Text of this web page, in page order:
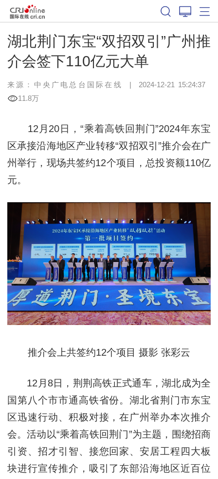
湖北荆门东宝“双招双引”广州推
介会签下110亿元大单
来源：中央广电总台国际在线 | 2024-12-21 15:24:37
11.8万
12月20日，“乘着高铁回荆门”2024年东宝
区承接沿海地区产业转移“双招双引”推介会在广
州举行，现场共签约12个项目，总投资额110亿
元。
推介会上共签约12个项目 摄影 张彩云
12月8日，荆荆高铁正式通车，湖北成为全
国第八个市市通高铁省份。湖北省荆门市东宝
区迅速行动、积极对接，在广州举办本次推介
会。活动以“乘着高铁回荆门”为主题，围绕招商
引资、招才引智、接您回家、安居工程四大板
块进行宣传推介，吸引了东部沿海地区近百位